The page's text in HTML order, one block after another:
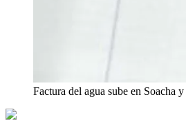
Factura del agua sube en Soacha